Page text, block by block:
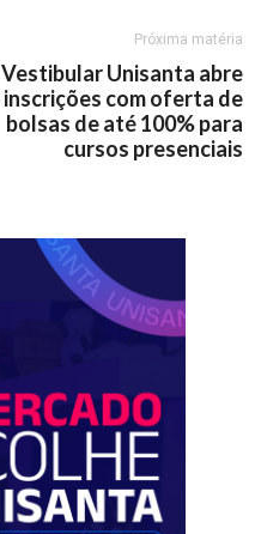
Próxima matéria
Vestibular Unisanta abre
inscrições com oferta de
bolsas de até 100% para
cursos presenciais